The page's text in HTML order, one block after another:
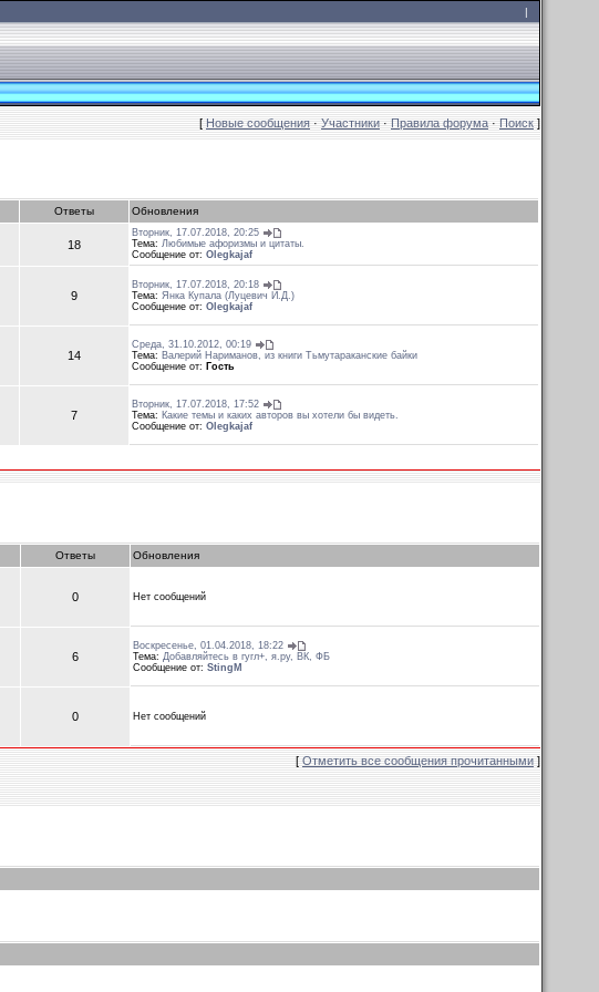
|
[Новые сообщения·Участники·Правила форума·Поиск]
Ответы Обновления
18
Вторник, 17.07.2018, 20:25
Тема: Любимые афоризмы и цитаты.
Сообщение от: Olegkajaf
9
Вторник, 17.07.2018, 20:18
Тема: Янка Купала (Луцевич И.Д.)
Сообщение от: Olegkajaf
14
Среда, 31.10.2012, 00:19
Тема: Валерий Нариманов, из книги Тьмутараканские байки
Сообщение от: Гость
7
Вторник, 17.07.2018, 17:52
Тема: Какие темы и каких авторов вы хотели бы видеть.
Сообщение от: Olegkajaf
Ответы Обновления
0 Нет сообщений
6
Воскресенье, 01.04.2018, 18:22
Тема: Добавляйтесь в гугл+, я.ру, ВК, ФБ
Сообщение от: StingM
0 Нет сообщений
[Отметить все сообщения прочитанными]